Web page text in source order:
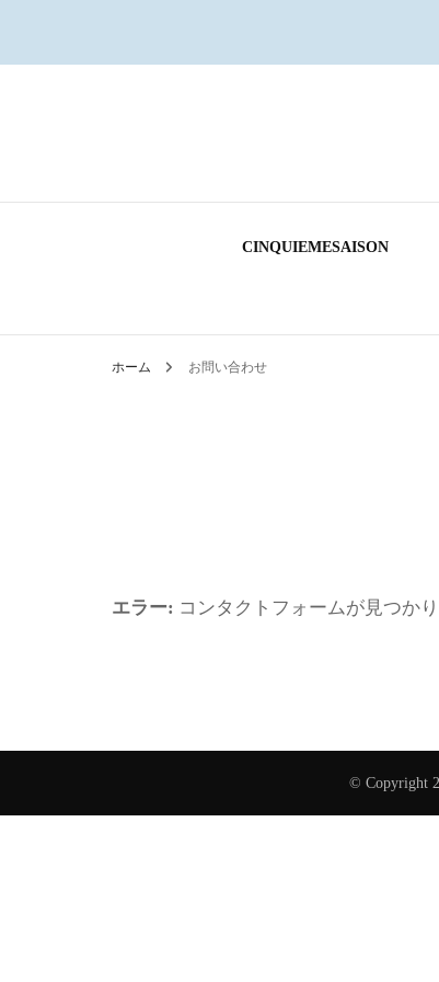
CINQUIEMESAISON
ホーム お問い合わせ
エラー: コンタクトフォームが見つかり
© Copyright